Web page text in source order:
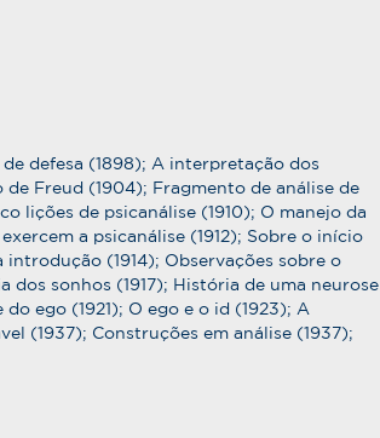
defesa (1898); A interpretação dos
Freud (1904); Fragmento de análise de
lições de psicanálise (1910); O manejo da
a psicanálise (1912); Sobre o início
(1914); Observações sobre o
dos sonhos (1917); História de uma neurose
ego (1921); O ego e o id (1923); A
(1937); Construções em análise (1937);